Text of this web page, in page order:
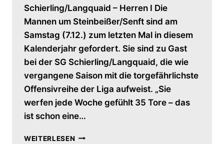
Schierling/Langquaid – Herren I Die
Mannen um Steinbeißer/Senft sind am
Samstag (7.12.) zum letzten Mal in diesem
Kalenderjahr gefordert. Sie sind zu Gast
bei der SG Schierling/Langquaid, die wie
vergangene Saison mit die torgefährlichste
Offensivreihe der Liga aufweist. „Sie
werfen jede Woche gefühlt 35 Tore – das
ist schon eine…
WEITERLESENVORBERICHT: